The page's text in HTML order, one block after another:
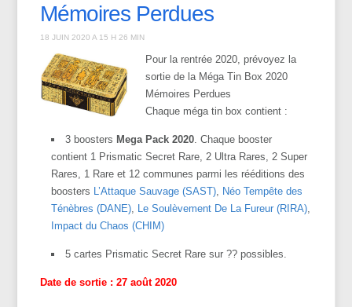
Mémoires Perdues
18 JUIN 2020 A 15 H 26 MIN
Pour la rentrée 2020, prévoyez la
sortie de la Méga Tin Box 2020
Mémoires Perdues
Chaque méga tin box contient :
3 boosters Mega Pack 2020. Chaque booster
contient 1 Prismatic Secret Rare, 2 Ultra Rares, 2 Super
Rares, 1 Rare et 12 communes parmi les rééditions des
boosters L’Attaque Sauvage (SAST), Néo Tempête des
Ténèbres (DANE), Le Soulèvement De La Fureur (RIRA),
Impact du Chaos (CHIM)
5 cartes Prismatic Secret Rare sur ?? possibles.
Date de sortie : 27 août 2020